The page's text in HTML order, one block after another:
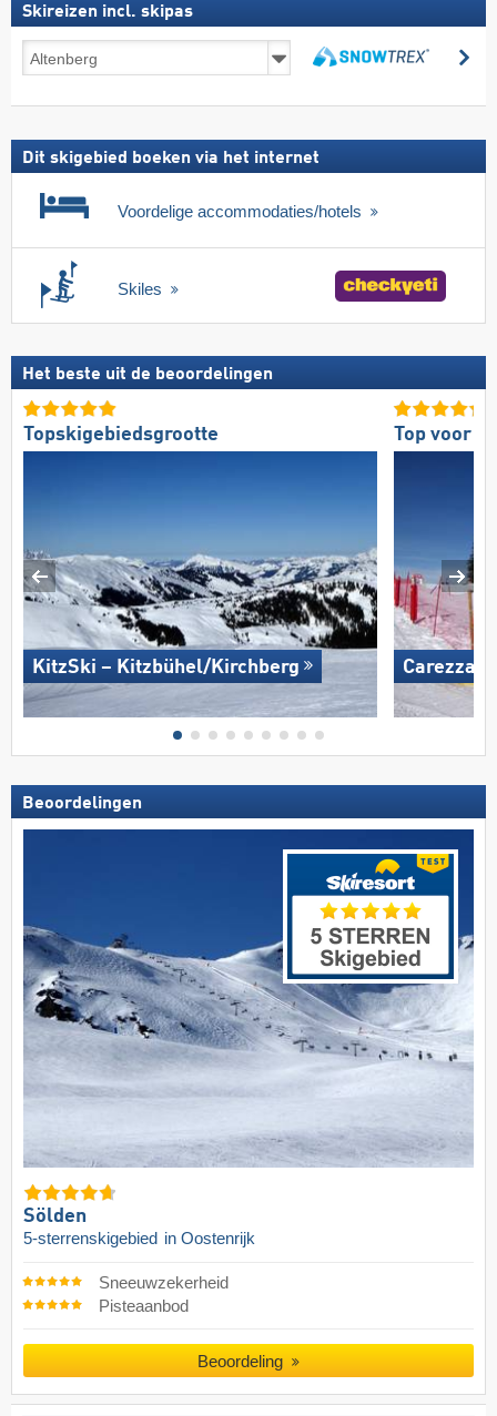
Skireizen incl. skipas
Skireizen
incl.
Dit skigebied boeken via het internet
Voordelige accommodaties/hotels
Skiles
Het beste uit de beoordelingen
Topskigebiedsgrootte
KitzSki – Kitzbühel/​Kirchberg
Top voor
Carezza
Beoordelingen
Sölden
5-sterrenskigebied in Oostenrijk
Sneeuwzekerheid
Pisteaanbod
Beoordeling